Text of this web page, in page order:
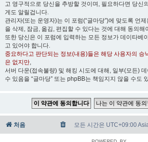
고 영구적으로 당신을 추방할 것이며, 필요하다면 당신
게도 알릴겁니다.
관리자(또는 운영자)는 이 포럼(“글마당”)에 맞도록 언
을 삭제, 잠금, 옮김, 편집할 수 있다는 것에 대해 동의해
또한 당신은 이 포럼에 입력하는 모든 정보가 데이타베
고 있어야 합니다.
중요하다고 판단되는 정보(내용)들은 해당 사용자의 승
은 없지만,
서버 다운(접속불량) 및 해킹 시도에 대해, 일부(모든)
수 있음을 “글마당” 또는 phpBB는 책임지지 않을 수도
처음 모든 시간은 UTC+09:00